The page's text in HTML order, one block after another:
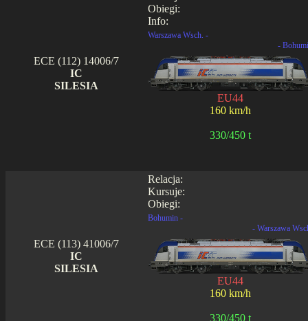
Obiegi:
Info:
ECE (112) 14006/7
IC
SILESIA
Warszawa Wsch. -
-
EU44
160 km/h
330/450 t
Relacja:
Kursuje:
Obiegi:
ECE (113) 41006/7
IC
SILESIA
Bohumin -
- Warszawa
EU44
160 km/h
330/450 t